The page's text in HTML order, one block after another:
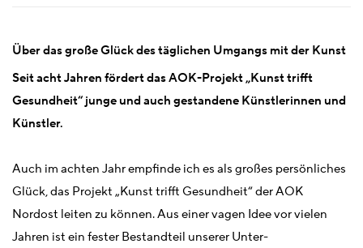
Über das große Glück des täglichen Umgangs mit der Kunst
Seit acht Jahren fördert das AOK-Projekt „Kunst trifft
Gesundheit“ junge und auch gestandene Künstlerinnen und
Künstler.
Auch im achten Jahr empfinde ich es als großes persönliches
Glück, das Projekt „Kunst trifft Gesundheit“ der AOK
Nordost leiten zu können. Aus einer vagen Idee vor vielen
Jahren ist ein fester Bestandteil unserer Unter-